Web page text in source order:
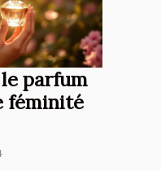
parfum
féminité